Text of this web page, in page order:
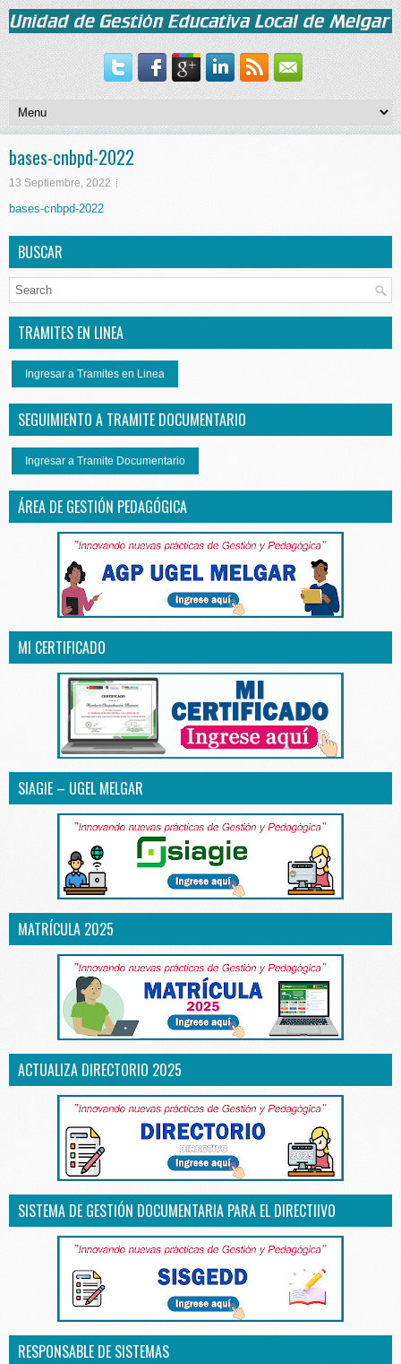
bases-cnbpd-2022
13 Septiembre, 2022
bases-cnbpd-2022
BUSCAR
TRAMITES EN LINEA
Ingresar a Tramites en Linea
SEGUIMIENTO A TRAMITE DOCUMENTARIO
Ingresar a Tramite Documentario
ÁREA DE GESTIÓN PEDAGÓGICA
MI CERTIFICADO
SIAGIE – UGEL MELGAR
MATRÍCULA 2025
ACTUALIZA DIRECTORIO 2025
SISTEMA DE GESTIÓN DOCUMENTARIA PARA EL DIRECTIIVO
RESPONSABLE DE SISTEMAS